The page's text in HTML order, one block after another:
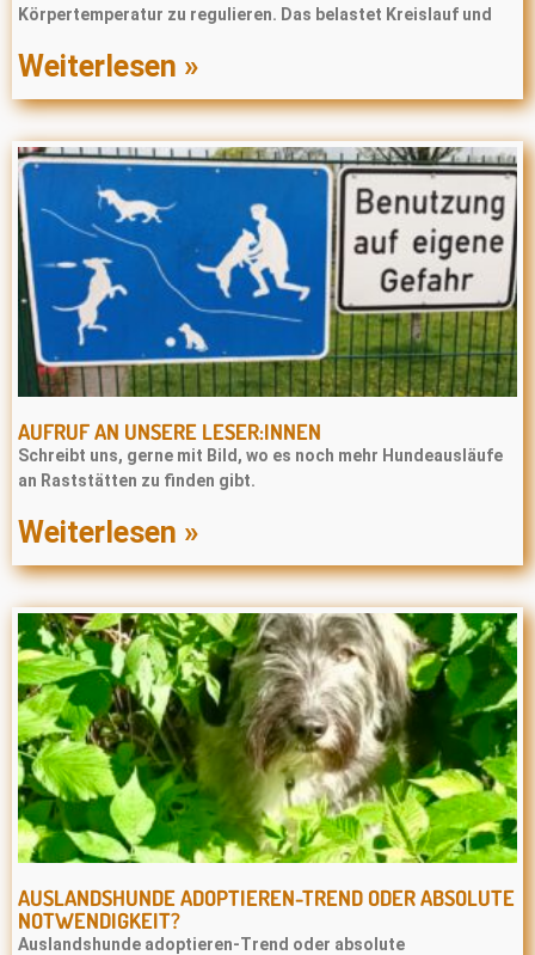
Körpertemperatur zu regulieren. Das belastet Kreislauf und
Weiterlesen »
AUFRUF AN UNSERE LESER:INNEN
Schreibt uns, gerne mit Bild, wo es noch mehr Hundeausläufe
an Raststätten zu finden gibt.
Weiterlesen »
AUSLANDSHUNDE ADOPTIEREN-TREND ODER ABSOLUTE
NOTWENDIGKEIT?
Auslandshunde adoptieren-Trend oder absolute